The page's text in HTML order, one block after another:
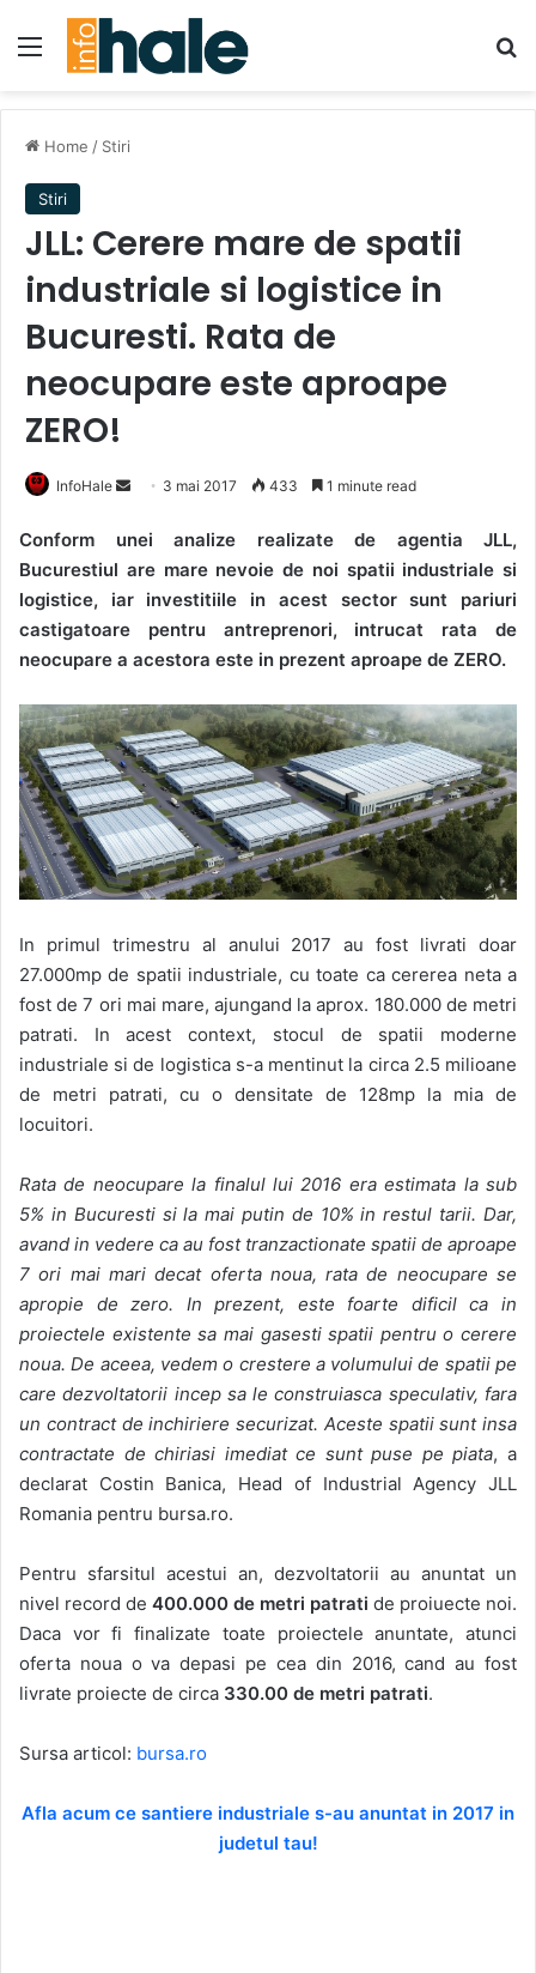
Menu
Home / Stiri
Stiri
JLL: Cerere mare de spatii
industriale si logistice in
Bucuresti. Rata de
neocupare este aproape
ZERO!
InfoHale
Send
email
3 mai 2017 433 1 minute read
Conform unei analize realizate de agentia JLL,
Bucurestiul are mare nevoie de noi spatii industriale si
logistice, iar investitiile in acest sector sunt pariuri
castigatoare pentru antreprenori, intrucat rata de
neocupare a acestora este in prezent aproape de ZERO.
In primul trimestru al anului 2017 au fost livrati doar
27.000mp de spatii industriale, cu toate ca cererea neta a
fost de 7 ori mai mare, ajungand la aprox. 180.000 de metri
patrati. In acest context, stocul de spatii moderne
industriale si de logistica s-a mentinut la circa 2.5 milioane
de metri patrati, cu o densitate de 128mp la mia de
locuitori.
Rata de neocupare la finalul lui 2016 era estimata la sub
5% in Bucuresti si la mai putin de 10% in restul tarii. Dar,
avand in vedere ca au fost tranzactionate spatii de aproape
7 ori mai mari decat oferta noua, rata de neocupare se
apropie de zero. In prezent, este foarte dificil ca in
proiectele existente sa mai gasesti spatii pentru o cerere
noua. De aceea, vedem o crestere a volumului de spatii pe
care dezvoltatorii incep sa le construiasca speculativ, fara
un contract de inchiriere securizat. Aceste spatii sunt insa
contractate de chiriasi imediat ce sunt puse pe piata, a
declarat Costin Banica, Head of Industrial Agency JLL
Romania pentru bursa.ro.
Pentru sfarsitul acestui an, dezvoltatorii au anuntat un
nivel record de 400.000 de metri patrati de proiuecte noi.
Daca vor fi finalizate toate proiectele anuntate, atunci
oferta noua o va depasi pe cea din 2016, cand au fost
livrate proiecte de circa 330.00 de metri patrati.
Sursa articol: bursa.ro
Afla acum ce santiere industriale s-au anuntat in 2017 in
judetul tau!